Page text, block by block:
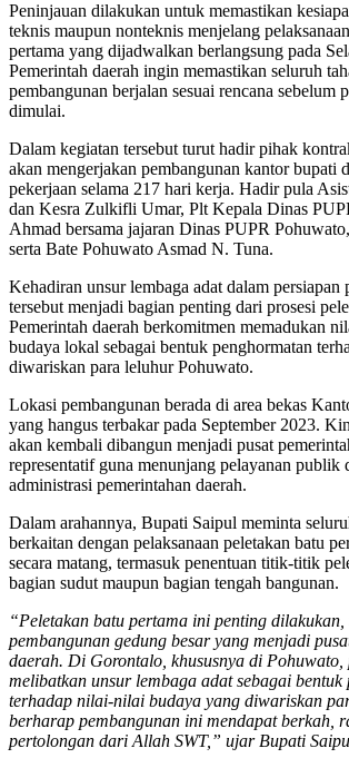
Peninjauan dilakukan untuk memastikan
teknis maupun nonteknis menjelang
pertama yang dijadwalkan berlangsung pada
Pemerintah daerah ingin memastikan seluruh
pembangunan berjalan sesuai rencana sebelum
dimulai.
Dalam kegiatan tersebut turut hadir pihak
akan mengerjakan pembangunan kantor bupati
pekerjaan selama 217 hari kerja. Hadir pula
dan Kesra Zulkifli Umar, Plt Kepala Dinas
Ahmad bersama jajaran Dinas PUPR
serta Bate Pohuwato Asmad N. Tuna.
Kehadiran unsur lembaga adat dalam persiapan
tersebut menjadi bagian penting dari prosesi
Pemerintah daerah berkomitmen memadukan
budaya lokal sebagai bentuk penghormatan
diwariskan para leluhur Pohuwato.
Lokasi pembangunan berada di area bekas
yang hangus terbakar pada September 2023.
akan kembali dibangun menjadi pusat
representatif guna menunjang pelayanan publik
administrasi pemerintahan daerah.
Dalam arahannya, Bupati Saipul meminta
berkaitan dengan pelaksanaan peletakan batu
secara matang, termasuk penentuan titik-titik
bagian sudut maupun bagian tengah bangunan.
“Peletakan batu pertama ini penting
pembangunan gedung besar yang menjadi
daerah. Di Gorontalo, khususnya di Pohuwato,
melibatkan unsur lembaga adat sebagai bentuk
terhadap nilai-nilai budaya yang diwariskan
berharap pembangunan ini mendapat berkah,
pertolongan dari Allah SWT,” ujar Bupati